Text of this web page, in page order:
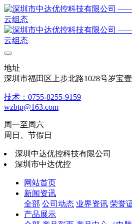
地址
深圳市福田区上步北路1028号岁宝
技术：0755-8255-9159
wzbtp@163.com
周一至周六
周日、节假日
深圳中达优控科技有限公司
深圳市中达优控
网站首页
新闻资讯
全部 公司动态 业界资讯 荣誉
产品展示